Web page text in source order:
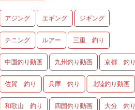
アジング エギング ジギング
チニング ルアー 三重 釣り
中国釣り動画 九州釣り動画 京都 釣り
佐賀 釣り 兵庫 釣り 北陸釣り動画
和歌山 釣り 四国釣り動画 大分 釣り